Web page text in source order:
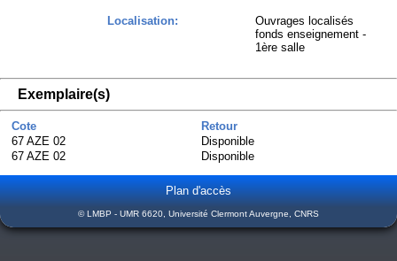
Localisation:
Ouvrages localisés
fonds enseignement -
1ère salle
Exemplaire(s)
Cote
Retour
67 AZE 02
Disponible
67 AZE 02
Disponible
Plan d'accès
© LMBP - UMR 6620, Université Clermont Auvergne, CNRS